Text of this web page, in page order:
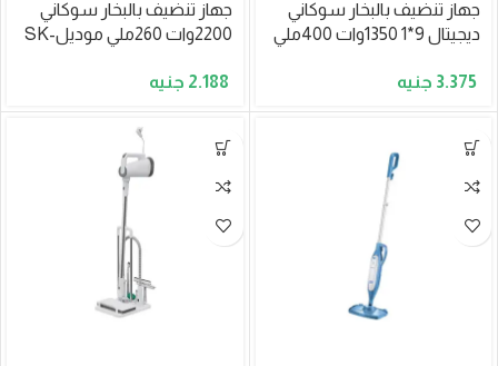
جهاز تنضيف بالبخار سوكاني
ديجيتال 9*1 1350وات 400ملي
3.375
جهاز تنضيف بالبخار سوكاني
2200وات 260ملي موديلSK-
2.188